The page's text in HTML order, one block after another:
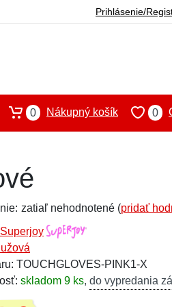
Prihlásenie/
0
0 Nákupný košík
zatiaľ nehodnotené (pridať
Superjoy
TOUCHGLOVES-PINK1-X
skladom 9 ks, do vypredania